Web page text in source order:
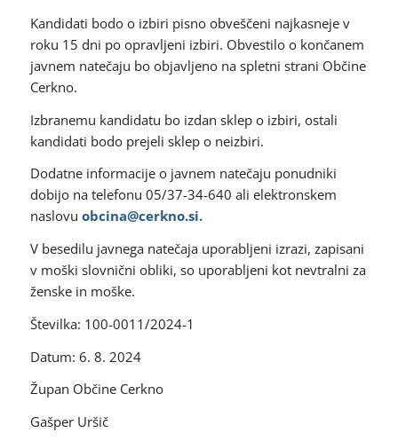
Kandidati bodo o izbiri pisno obveščeni najkasneje v
roku 15 dni po opravljeni izbiri. Obvestilo o končanem
javnem natečaju bo objavljeno na spletni strani Občine
Cerkno.
Izbranemu kandidatu bo izdan sklep o izbiri, ostali
kandidati bodo prejeli sklep o neizbiri.
Dodatne informacije o javnem natečaju ponudniki
dobijo na telefonu 05/37-34-640 ali elektronskem
naslovu obcina@cerkno.si.
V besedilu javnega natečaja uporabljeni izrazi, zapisani
v moški slovnični obliki, so uporabljeni kot nevtralni za
ženske in moške.
Številka: 100-0011/2024-1
Datum: 6. 8. 2024
Župan Občine Cerkno
Gašper Uršič